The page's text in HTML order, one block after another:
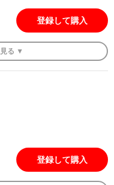
登録して購入
見る ▼
登録して購入